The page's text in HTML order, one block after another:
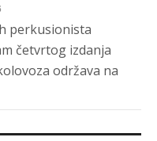
perkusionista
četvrtog izdanja
održava na